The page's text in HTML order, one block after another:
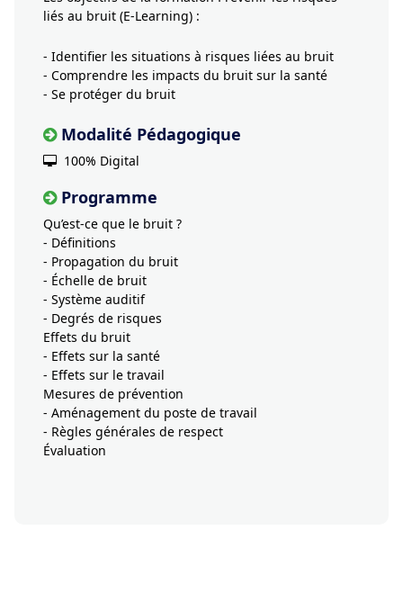
liés au bruit (E-Learning) :
- Identifier les situations à risques liées au bruit
- Comprendre les impacts du bruit sur la santé
- Se protéger du bruit
Modalité Pédagogique
100% Digital
Programme
Qu’est-ce que le bruit ?
- Définitions
- Propagation du bruit
- Échelle de bruit
- Système auditif
- Degrés de risques
Effets du bruit
- Effets sur la santé
- Effets sur le travail
Mesures de prévention
- Aménagement du poste de travail
- Règles générales de respect
Évaluation